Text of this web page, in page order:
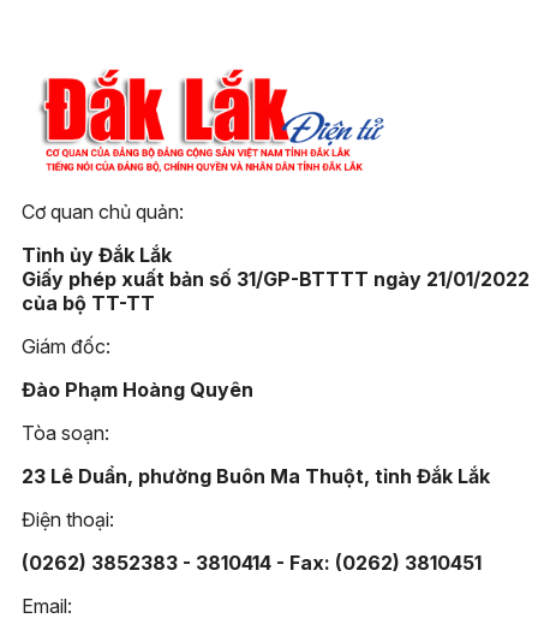
Cơ quan chủ quản:
Tỉnh ủy Đắk Lắk
Giấy phép xuất bản số 31/GP-BTTTT ngày 21/01/2022
của bộ TT-TT
Giám đốc:
Đào Phạm Hoàng Quyên
Tòa soạn:
23 Lê Duẩn, phường Buôn Ma Thuột, tỉnh Đắk Lắk
Điện thoại:
(0262) 3852383 - 3810414 - Fax: (0262) 3810451
Email: